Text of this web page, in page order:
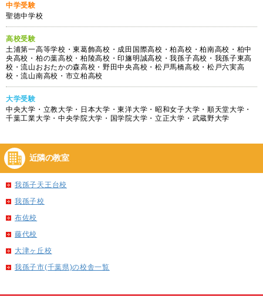
中学受験
聖徳中学校
高校受験
土浦第一高等学校・東葛飾高校・成田国際高校・柏高校・柏南高校・柏中
央高校・柏の葉高校・柏陵高校・印旛明誠高校・我孫子高校・我孫子東高
校・流山おおたかの森高校・野田中央高校・松戸馬橋高校・松戸六実高
校・流山南高校・市立柏高校
大学受験
中央大学・立教大学・日本大学・東洋大学・昭和女子大学・順天堂大学・
千葉工業大学・中央学院大学・国学院大学・立正大学・武蔵野大学
近隣の教室
我孫子天王台校
我孫子校
布佐校
藤代校
大津ヶ丘校
我孫子市(千葉県)の校舎一覧